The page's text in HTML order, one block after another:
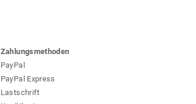
Zahlungsmethoden
PayPal
PayPal Express
Lastschrift